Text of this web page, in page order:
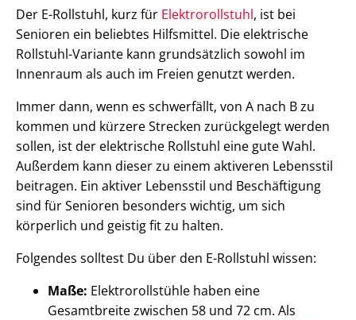
Der E-Rollstuhl, kurz für Elektrorollstuhl, ist bei
Senioren ein beliebtes Hilfsmittel. Die elektrische
Rollstuhl-Variante kann grundsätzlich sowohl im
Innenraum als auch im Freien genutzt werden.
Immer dann, wenn es schwerfällt, von A nach B zu
kommen und kürzere Strecken zurückgelegt werden
sollen, ist der elektrische Rollstuhl eine gute Wahl.
Außerdem kann dieser zu einem aktiveren Lebensstil
beitragen. Ein aktiver Lebensstil und Beschäftigung
sind für Senioren besonders wichtig, um sich
körperlich und geistig fit zu halten.
Folgendes solltest Du über den E-Rollstuhl wissen:
Maße: Elektrorollstühle haben eine
Gesamtbreite zwischen 58 und 72 cm. Als